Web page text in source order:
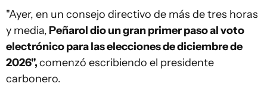
"Ayer, en un consejo directivo de más de tres horas
y media, Peñarol dio un gran primer paso al voto
electrónico para las elecciones de diciembre de
2026",comenzó escribiendo el presidente
carbonero.